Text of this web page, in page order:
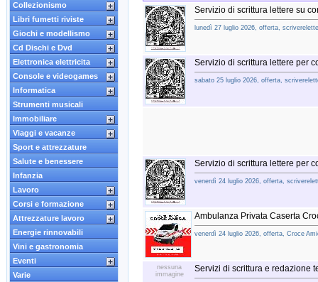
Collezionismo
Libri fumetti riviste
Giochi e modellismo
Cd Dischi e Dvd
Elettronica elettricita
Console e videogames
Informatica
Strumenti musicali
Immobiliare
Viaggi e vacanze
Sport e attrezzature
Salute e benessere
Infanzia
Lavoro
Corsi e formazione
Attrezzature lavoro
Energie rinnovabili
Vini e gastronomia
Eventi
Varie
Servizio di scrittura lettere su
lunedì 27 luglio 2026, offerta,
Servizio di scrittura lettere per
sabato 25 luglio 2026, offerta,
Servizio di scrittura lettere per
venerdì 24 luglio 2026, offerta,
Ambulanza Privata Caserta
venerdì 24 luglio 2026, offerta, Croce
nessuna
immagine
Servizi di scrittura e redazione